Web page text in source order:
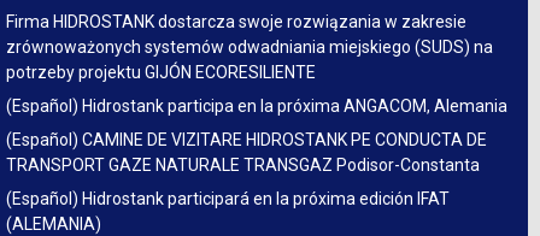
Firma HIDROSTANK dostarcza swoje rozwiązania w zakresie
zrównoważonych systemów odwadniania miejskiego (SUDS) na
potrzeby projektu GIJÓN ECORESILIENTE
(Español) Hidrostank participa en la próxima ANGACOM, Alemania
(Español) CAMINE DE VIZITARE HIDROSTANK PE CONDUCTA DE
TRANSPORT GAZE NATURALE TRANSGAZ Podisor-Constanta
(Español) Hidrostank participará en la próxima edición IFAT
(ALEMANIA)